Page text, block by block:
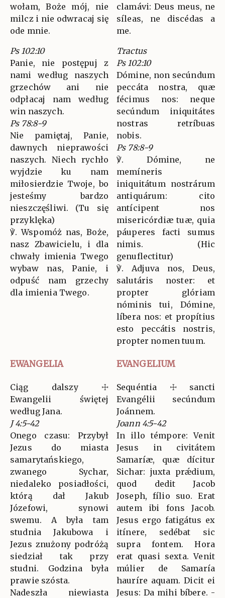
wołam, Boże mój, nie
milcz i nie odwracaj się
ode mnie.
Ps 102:10
Panie, nie postępuj z
nami według naszych
grzechów ani nie
odpłacaj nam według
win naszych.
Ps 78:8-9
Nie pamiętaj, Panie,
dawnych nieprawości
naszych. Niech rychło
wyjdzie ku nam
miłosierdzie Twoje, bo
jesteśmy bardzo
nieszczęśliwi. (Tu się
przyklęka)
℣. Wspomóż nas, Boże,
nasz Zbawicielu, i dla
chwały imienia Twego
wybaw nas, Panie, i
odpuść nam grzechy
dla imienia Twego.
clamávi: Deus meus, ne
síleas, ne discédas a
me.
Tractus
Ps 102:10
Dómine, non secúndum
peccáta nostra, quæ
fécimus nos: neque
secúndum iniquitátes
nostras retríbuas
nobis.
Ps 78:8-9
℣. Dómine, ne
memíneris
iniquitátum nostrárum
antiquárum: cito
antícipent nos
misericórdiæ tuæ, quia
páuperes facti sumus
nimis. (Hic
genuflectitur)
℣. Adjuva nos, Deus,
salutáris noster: et
propter glóriam
nóminis tui, Dómine,
líbera nos: et propítius
esto peccátis nostris,
propter nomen tuum.
EWANGELIA EVANGELIUM
Ciąg dalszy ☩
Ewangelii świętej
według Jana.
J 4:5-42
Onego czasu: Przybył
Jezus do miasta
samarytańskiego,
zwanego Sychar,
niedaleko posiadłości,
którą dał Jakub
Józefowi, synowi
swemu. A była tam
studnia Jakubowa i
Jezus znużony podróżą
siedział tak przy
studni. Godzina była
prawie szósta.
Nadeszła niewiasta
Sequéntia ☩ sancti
Evangélii secúndum
Joánnem.
Joann 4:5-42
In illo témpore: Venit
Jesus in civitátem
Samaríæ, quæ dícitur
Sichar: juxta prǽdium,
quod dedit Jacob
Joseph, fílio suo. Erat
autem ibi fons Jacob.
Jesus ergo fatigátus ex
itínere, sedébat sic
supra fontem. Hora
erat quasi sexta. Venit
múlier de Samaría
hauríre aquam. Dicit ei
Jesus: Da mihi bíbere. -